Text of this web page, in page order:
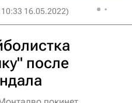
16.05.2022)
после